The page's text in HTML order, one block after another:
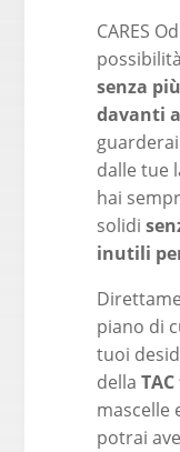
CARES
senza
davanti
dalle tue
hai
solidi
inutili
piano di
tuoi
della
mascelle
potrai